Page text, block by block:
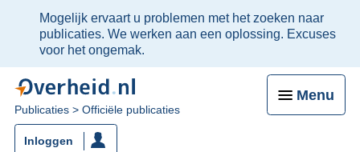
Ter
informatie:
Mogelijk ervaart u problemen met het zoeken naar
publicaties. We werken aan een oplossing. Excuses
voor het ongemak.
Menu
U
bent
nu
Publicaties Officiële publicaties
Inloggen